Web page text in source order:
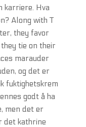
karriere. Hva
Along with T
they favor
tie on their
marauder
og det er
fuktighetskrem
godt å ha
men det er
det kathrine